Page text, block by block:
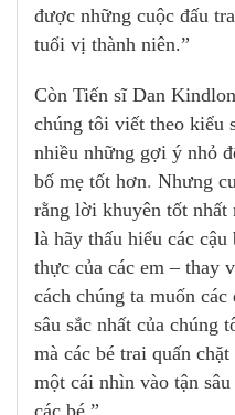
được những cuộc đấu
tuổi vị thành niên.”
Còn Tiến sĩ Dan
chúng tôi viết theo kiểu
nhiều những gợi ý nhỏ
bố mẹ tốt hơn. Nhưng
rằng lời khuyên tốt nhất
là hãy thấu hiểu các
thực của các em – thay
cách chúng ta muốn
sâu sắc nhất của chúng
mà các bé trai quấn
một cái nhìn vào tận